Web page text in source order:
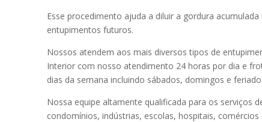
Esse procedimento ajuda a diluir a gordura
entupimentos futuros.
Nossos atendem aos mais diversos tipos de
Interior com nosso atendimento 24 horas por dia e
dias da semana incluindo sábados, domingos e
Nossa equipe altamente qualificada para os serviços
condomínios, indústrias, escolas, hospitais,